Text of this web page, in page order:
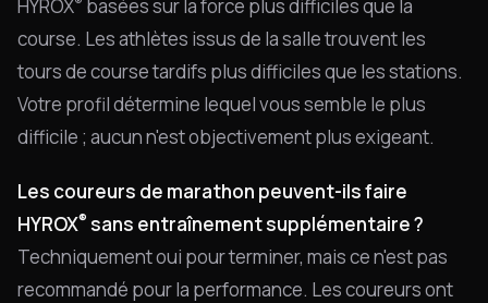
HYROX basées sur la force plus difficiles que la
course. Les athlètes issus de la salle trouvent les
tours de course tardifs plus difficiles que les stations.
Votre profil détermine lequel vous semble le plus
difficile ; aucun n'est objectivement plus exigeant.
Les coureurs de marathon peuvent-ils faire
HYROX® sans entraînement supplémentaire ?
Techniquement oui pour terminer, mais ce n'est pas
recommandé pour la performance. Les coureurs ont